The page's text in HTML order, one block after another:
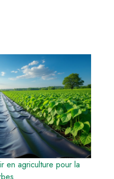
en agriculture pour la